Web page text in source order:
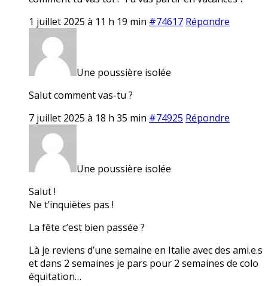
1 juillet 2025 à 11 h 19 min #74617 Répondre
Une poussière isolée
Salut comment vas-tu ?
7 juillet 2025 à 18 h 35 min #74925 Répondre
Une poussière isolée
Salut !
Ne t’inquiètes pas !
La fête c’est bien passée ?
Là je reviens d’une semaine en Italie avec des ami.e.s
et dans 2 semaines je pars pour 2 semaines de colo
équitation…